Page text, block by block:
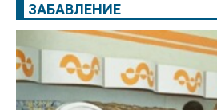
ЗАБАВЛЕНИЕ